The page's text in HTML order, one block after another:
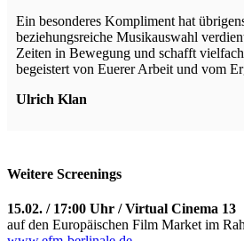
Ein besonderes Kompliment hat
beziehungsreiche Musikauswahl
Zeiten in Bewegung und schafft
begeistert von Euerer Arbeit und vom
Ulrich Klan
Weitere Screenings
15.02. / 17:00 Uhr / Virtual Cinema 13
auf den Europäischen Film Market im